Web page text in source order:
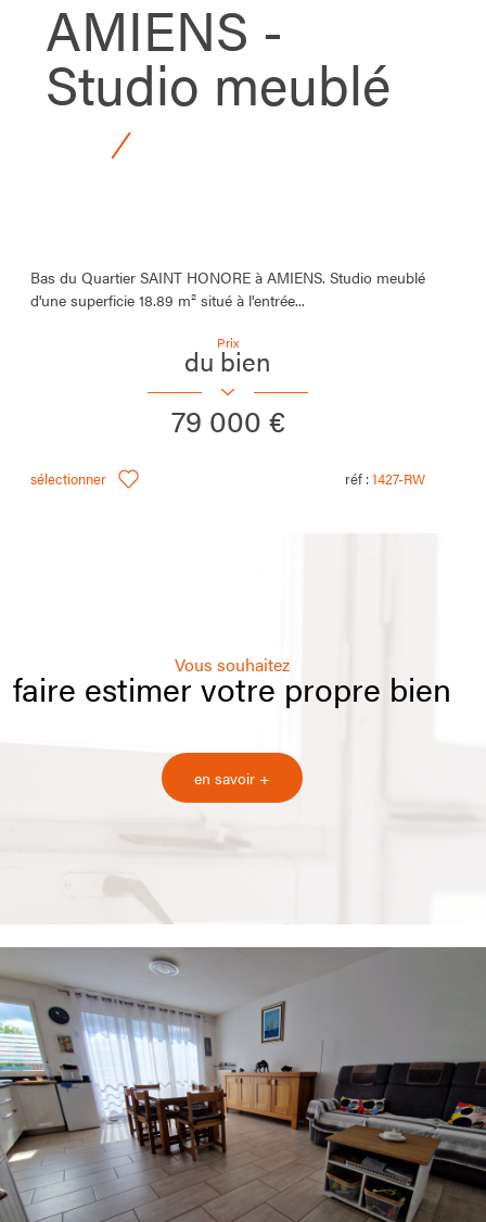
AMIENS -
Studio meublé
Bas du Quartier SAINT HONORE à AMIENS. Studio meublé
d'une superficie 18.89 m² situé à l'entrée...
Prix
du bien
79 000 €
sélectionner réf :1427-RW
Vous souhaitez
faire estimer votre propre bien
en savoir +